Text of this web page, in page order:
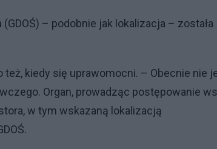
– podobnie jak lokalizacja – została
kiedy się uprawomocni. – Obecnie nie
Organ, prowadząc postępowanie
w tym wskazaną lokalizacją